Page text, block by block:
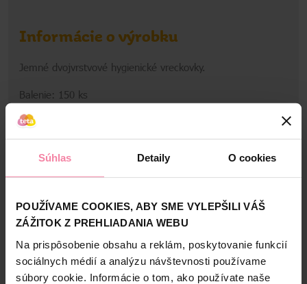
Súhlas Detaily O cookies
POUŽÍVAME COOKIES, ABY SME VYLEPŠILI VÁŠ
ZÁŽITOK Z PREHLIADANIA WEBU
Na prispôsobenie obsahu a reklám, poskytovanie funkcií
sociálnych médií a analýzu návštevnosti používame
súbory cookie. Informácie o tom, ako používate naše
Informácie o výrobku
Jemné dvojvrstvové hygienické vreckovky.
Balenie: 150 ks
Informácie o výrobcovi
Zloženie
High-contrast mode